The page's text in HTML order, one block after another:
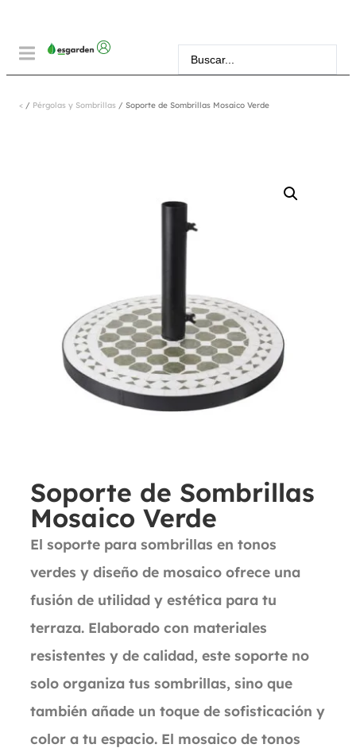
< / Pérgolas y Sombrillas / Soporte de Sombrillas Mosaico Verde
Soporte de Sombrillas
Mosaico Verde
El soporte para sombrillas en tonos
verdes y diseño de mosaico ofrece una
fusión de utilidad y estética para tu
terraza. Elaborado con materiales
resistentes y de calidad, este soporte no
solo organiza tus sombrillas, sino que
también añade un toque de sofisticación y
color a tu espacio. El mosaico de tonos